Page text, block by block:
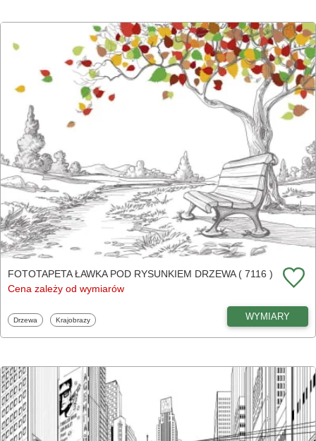
FOTOTAPETA ŁAWKA POD RYSUNKIEM DRZEWA ( 7116 )
Cena zależy od wymiarów
Fototapety
Drzewa Fototapety
Krajobrazy WYMIARY